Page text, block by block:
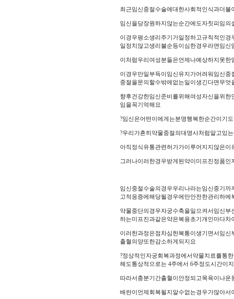
최근임신중절수술에대한사회적인식과더
임신을당장원하지않는순간에도자칫피임
이경우평소생리주기가일정하고규칙적인
일정치않고생리불순등이심한경우라면임
이처럼우리여성분들은언제나예상하지못
이경우만일부득이임신유지가어려워임신
중절을문의할수밖에없는일이생긴다면무
향후건강한임신준비를위해여성자신을위
임을꼭기억해요
?임신은어떤이에게는분명행복한순간이기
?우리가흔히약물중절의대명사처럼알고있
아직정식유통관련허가가이루어지지않은
그러나이러한경우받게된약이미프진정품
임신중절수술의경우우리나라는임신중기
고적응증에해당될경우에만안전한관리하에
약물중단의경우자궁수축을일으켜서임신
하는미프진과같은약은복용초기개인마다차
이러한과정은점차심한복통이생기면서임
출혈의양또한감소하게되지요
?정상적인자궁회복과정에서약물치료를통
해도통상적으로는 4주에서 6주정도시간이
따라서충분기간출혈이안정되고목욕이나운
배란이언제회복될지알수없는경우가많아서